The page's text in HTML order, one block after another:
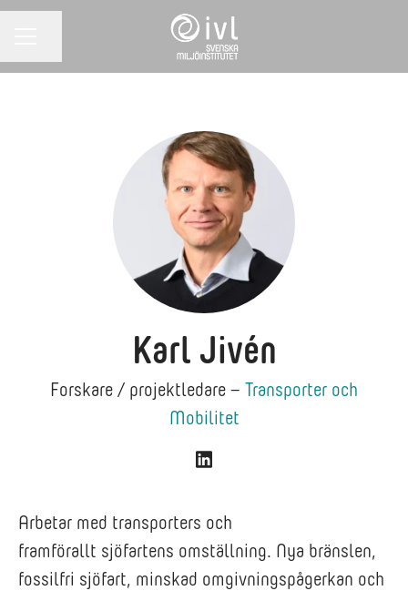
Karl Jivén
Forskare / projektledare – Transporter och
Mobilitet
Arbetar med transporters och
framförallt sjöfartens omställning. Nya bränslen,
fossilfri sjöfart, minskad omgivningspågerkan och